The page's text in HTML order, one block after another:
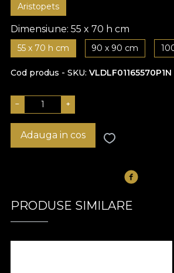
Aristopets
Dimensiune: 55 x 70 h cm
55 x 70 h cm 90 x 90 cm
Cod produs - SKU VLDLF01165570P1N
− +
Adauga in cos
PRODUSE SIMILARE